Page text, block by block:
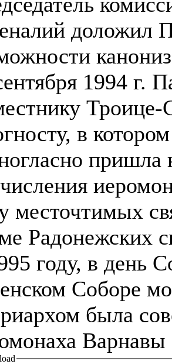
доложил
1994 г.
Троице-
в
месточтимых
Радонежских
году, в день
Соборе
была